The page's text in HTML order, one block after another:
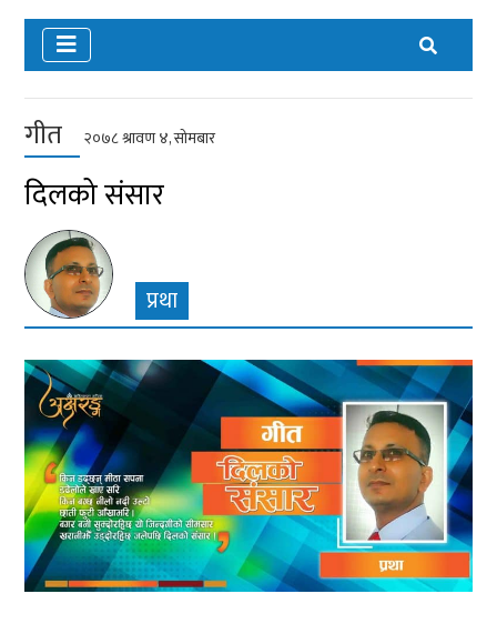
गीत २०७८ श्रावण ४, सोमबार
दिलको संसार
प्रथा